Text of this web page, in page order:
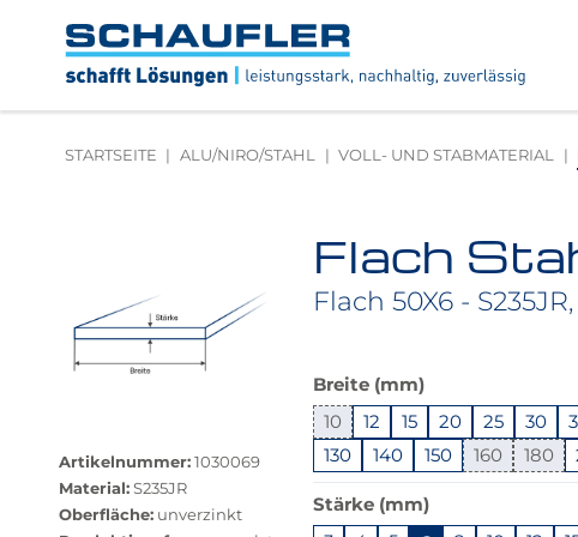
Hauptnavigation
Footernavigation
Logo
verlinkt
zur
STARTSEITE ALU/NIRO/STAHL VOLL- UND STABMATERIAL
Artikelnummer:1030069
Material:S235JR
Oberfläche:unverzinkt
Flach
Flach 50X6 -
Das
Produkt
ist
in
dieser
Variante
Breite (mm)
10 12 15 20 25 30
130
140 150 160 180
Stärke (mm)